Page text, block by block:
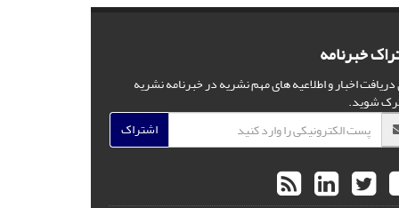
خبرنامه
دریافت اخبار و اطلاعیه های مهم نشریه در خبرنامه نشریه
شوید.
اشتراک